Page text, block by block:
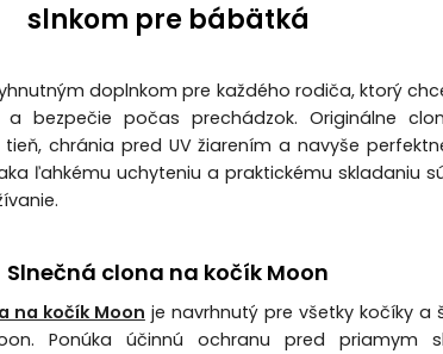
slnkom pre bábätká
doplnkom pre každého rodiča, ktorý
bezpečie počas prechádzok. Originálne
chránia pred UV žiarením a navyše
ľahkému uchyteniu a praktickému skladaniu
Slnečná clona na kočík Moon
na kočík Moon je navrhnutý pre všetky kočíky a
Ponúka účinnú ochranu pred priamym